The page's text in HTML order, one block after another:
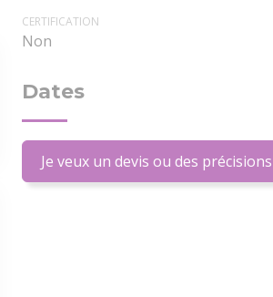
CERTIFICATION
Non
Dates
Je veux un devis ou des précisions